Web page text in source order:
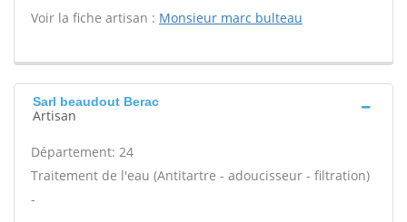
Voir la fiche artisan : Monsieur marc bulteau
Sarl beaudout Berac
Artisan
Département: 24
Traitement de l'eau (Antitartre - adoucisseur - filtration)
-